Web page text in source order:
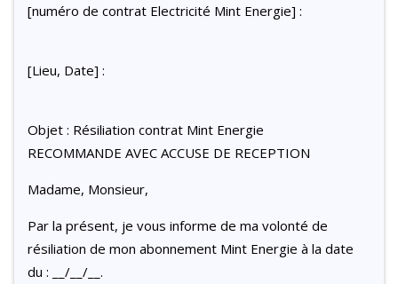
[numéro de contrat Electricité Mint Energie] :
[Lieu, Date] :
Objet : Résiliation contrat Mint Energie
RECOMMANDE AVEC ACCUSE DE RECEPTION
Madame, Monsieur,
Par la présent, je vous informe de ma volonté de
résiliation de mon abonnement Mint Energie à la date
du : __/__/__.